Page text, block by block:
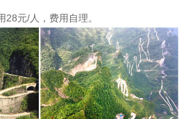
元/人，费用自理。